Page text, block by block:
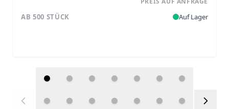
AB 500 STÜCK Auf Lager